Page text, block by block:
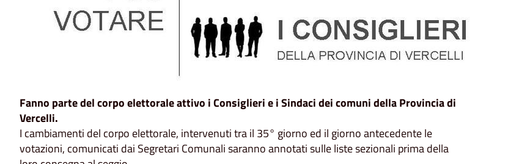
Fanno parte del corpo elettorale attivo i Consiglieri e i Sindaci dei comuni della Provincia di
Vercelli.
I cambiamenti del corpo elettorale, intervenuti tra il 35° giorno ed il giorno antecedente le
votazioni, comunicati dai Segretari Comunali saranno annotati sulle liste sezionali prima della